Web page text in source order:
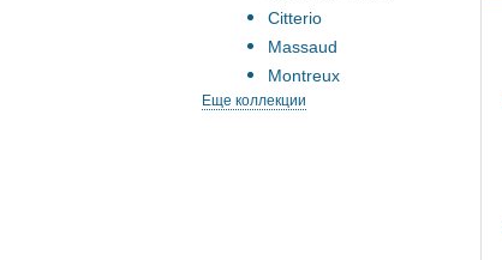
Citterio
Massaud
Montreux
Еще коллекции